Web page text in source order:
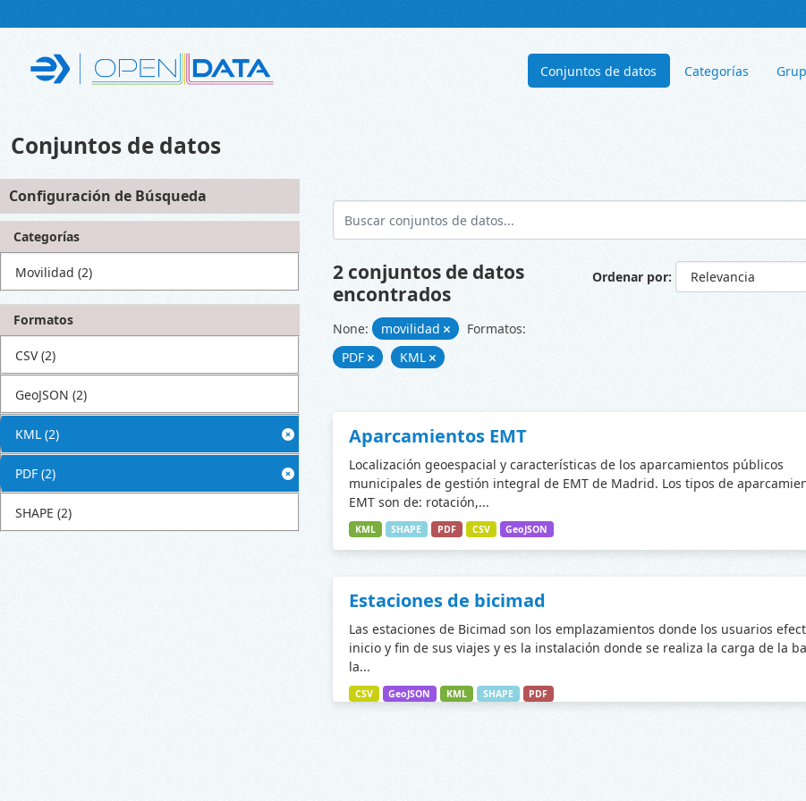
Conjuntos de datos Categorías
Conjuntos de datos
Configuración de Búsqueda
Categorías
Movilidad (2)
Formatos
CSV (2)
GeoJSON (2)
KML (2)
PDF (2)
SHAPE (2)
Ordenar por
2 conjuntos de datos
encontrados
None: movilidad
Formatos:
PDF
KML
Aparcamientos EMT
Localización geoespacial y características de los aparcamientos públicos
municipales de gestión integral de EMT de Madrid. Los tipos de
EMT son de: rotación,...
KML SHAPE PDF CSV GeoJSON
Estaciones de bicimad
Las estaciones de Bicimad son los emplazamientos donde los usuarios
inicio y fin de sus viajes y es la instalación donde se realiza la carga de la
la...
CSV GeoJSON KML SHAPE PDF